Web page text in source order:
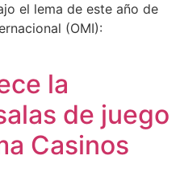
el lema de este año de
(OMI):
la
de juego
Casinos